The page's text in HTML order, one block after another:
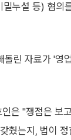
누설 등) 혐의
돌린 자료가 '영
은 "쟁점은 보
췄는지, 법이